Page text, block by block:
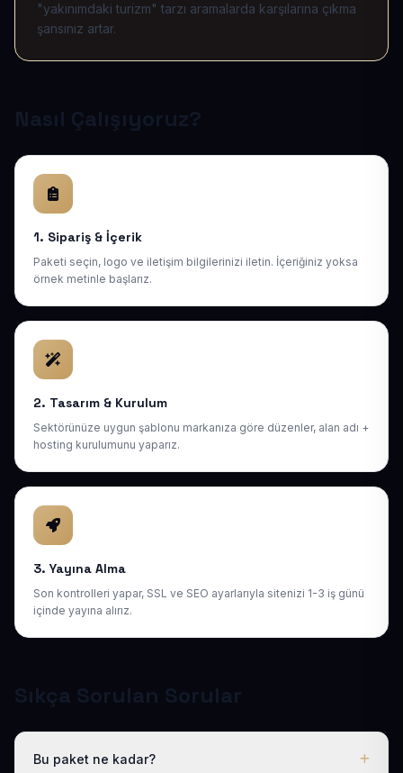
"yakınımdaki turizm" tarzı aramalarda karşılarına çıkma
şansınız artar.
Nasıl Çalışıyoruz?
1. Sipariş & İçerik
Paketi seçin, logo ve iletişim bilgilerinizi iletin. İçeriğiniz yoksa
örnek metinle başlarız.
2. Tasarım & Kurulum
Sektörünüze uygun şablonu markanıza göre düzenler, alan adı +
hosting kurulumunu yaparız.
3. Yayına Alma
Son kontrolleri yapar, SSL ve SEO ayarlarıyla sitenizi 1-3 iş günü
içinde yayına alırız.
Sıkça Sorulan Sorular
Bu paket ne kadar?